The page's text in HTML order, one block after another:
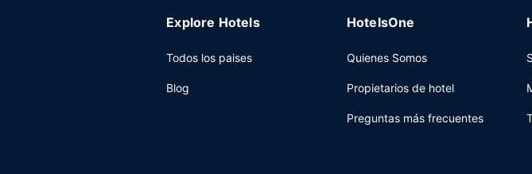
Explore Hotels
Todos los paises
Blog
HotelsOne
Quienes Somos
Propietarios de hotel
Preguntas más frecuentes